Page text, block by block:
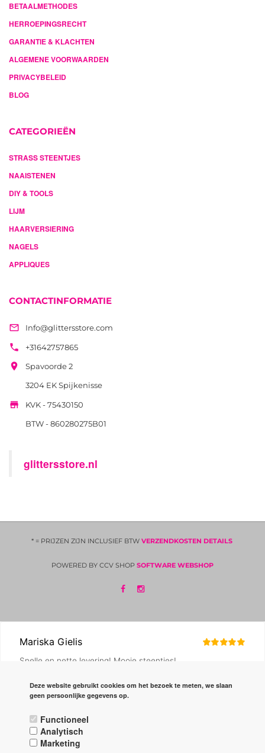
BETAALMETHODES
HERROEPINGSRECHT
GARANTIE & KLACHTEN
ALGEMENE VOORWAARDEN
PRIVACYBELEID
BLOG
CATEGORIEËN
STRASS STEENTJES
NAAISTENEN
DIY & TOOLS
LIJM
HAARVERSIERING
NAGELS
APPLIQUES
CONTACTINFORMATIE
 Info@glittersstore.com
 +31642757865
 Spavoorde 2
3204 EK Spijkenisse
 KVK - 75430150
BTW - 860280275B01
glittersstore.nl
* = PRIJZEN ZIJN INCLUSIEF BTW VERZENDKOSTEN DETAILS
POWERED BY CCV SHOP SOFTWARE WEBSHOP
Deze website gebruikt cookies om het bezoek te meten, we slaan
geen persoonlijke gegevens op.
Functioneel
Analytisch
Marketing